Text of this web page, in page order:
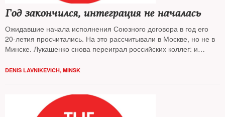
Год закончился, интеграция не началась
Ожидавшие начала исполнения Союзного договора в год его
20-летия просчитались. На это рассчитывали в Москве, но не в
Минске. Лукашенко снова переиграл российских коллег: и
из МинскаДенис Лавникевич
DENIS LAVNIKEVICH, MINSK